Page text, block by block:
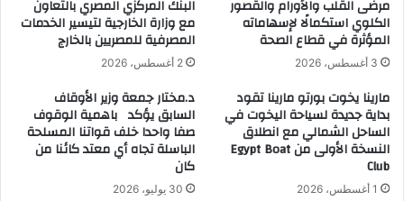
مرضى القلب والأورام والقصور
الكلوي استكمالًا لإسهاماته
المؤثرة في قطاع الصحة
3 أغسطس، 2026
البنك المركزي المصري بالتعاون
مع وزارة الخارجية لتيسير الخدمات
المصرفية للمصريين بالخارج
2 أغسطس، 2026
مارينا يخوت بورتو مارينا تقود
بداية جديدة لسياحة اليخوت في
الساحل الشمالي مع انطلاق
النسخة الأولى من Egypt Boat
Club
1 أغسطس، 2026
د.مختار جمعة وزير الأوقاف
السابق يؤكد باهمية الوقوف
صفا واحدا خلف قواتنا المسلحة
الباسلة تجاه أي معتد كائنا من
كان
30 يوليو، 2026